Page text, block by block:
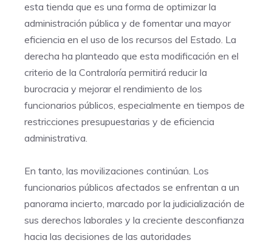
esta tienda que es una forma de optimizar la
administración pública y de fomentar una mayor
eficiencia en el uso de los recursos del Estado. La
derecha ha planteado que esta modificación en el
criterio de la Contraloría permitirá reducir la
burocracia y mejorar el rendimiento de los
funcionarios públicos, especialmente en tiempos de
restricciones presupuestarias y de eficiencia
administrativa.
En tanto, las movilizaciones continúan. Los
funcionarios públicos afectados se enfrentan a un
panorama incierto, marcado por la judicialización de
sus derechos laborales y la creciente desconfianza
hacia las decisiones de las autoridades